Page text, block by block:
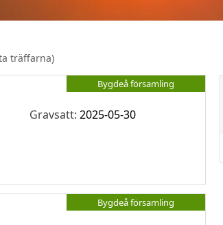
träffarna)
Bygdeå församling
Gravsatt:2025-05-30
Bygdeå församling